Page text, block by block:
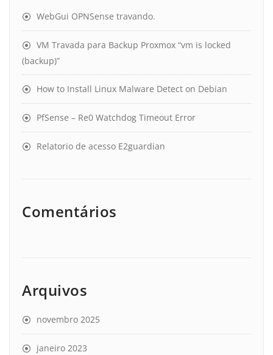
WebGui OPNSense travando.
VM Travada para Backup Proxmox “vm is locked
(backup)”
How to Install Linux Malware Detect on Debian
PfSense – Re0 Watchdog Timeout Error
Relatorio de acesso E2guardian
Comentários
Arquivos
novembro 2025
janeiro 2023